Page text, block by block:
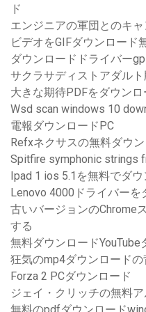
ド
エンジニアの軍団とのキ
ビデオをGIFダウンロード
ダウンロードドライバー
サクラサディストアダル
大きな期待PDFをダウンロ
Wsd scan windows 10
電報ダウンロードPC
Refxネクサスの無料ダウ
Spitfire symphonic strings
Ipad 1 ios 5.1を無料でダ
Lenovo 4000ドライバーを
古いバージョンのChrome
する
無料ダウンロード
狂気のmp4ダウンロード
Forza 2 PCダウンロード
ジェイ・クリッチの無料